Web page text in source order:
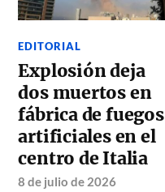
EDITORIAL
Explosión deja
dos muertos en
fábrica de fuegos
artificiales en el
centro de Italia
8 de julio de 2026